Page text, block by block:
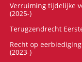
Verruiming tijdelijke
(2025-)
Terugzendrecht
Recht op
(2023-)